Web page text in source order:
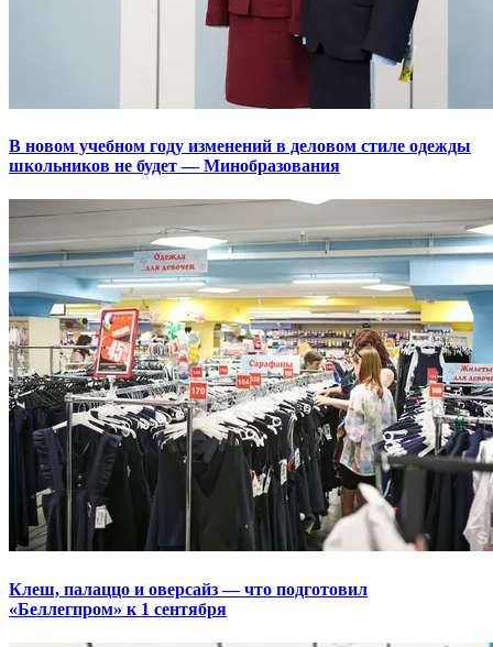
В новом учебном году изменений в деловом стиле одежды
школьников не будет — Минобразования
Клеш, палаццо и оверсайз — что подготовил
«Беллегпром» к 1 сентября